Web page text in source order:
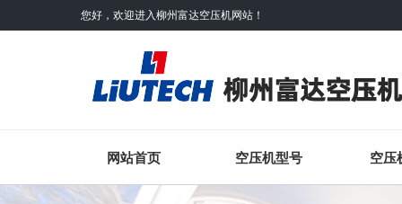
您好，欢迎进入柳州富达空压机网站！
网站首页 空压机型号 空压